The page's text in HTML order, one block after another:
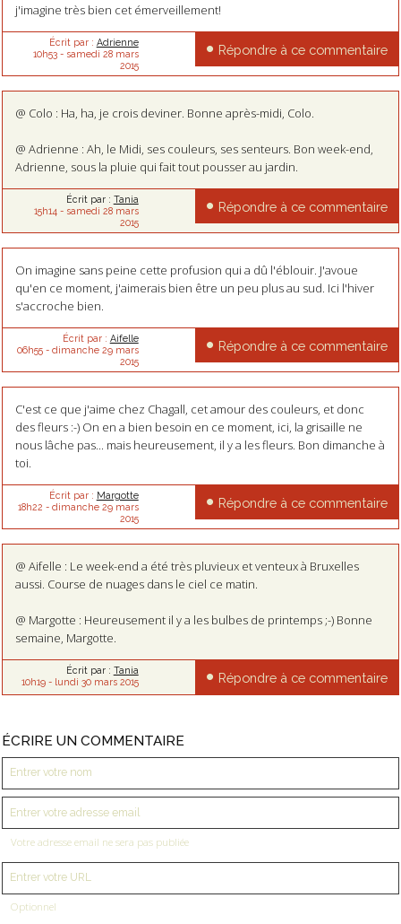
j'imagine très bien cet émerveillement!
Écrit par : Adrienne
10h53- samedi 28 mars
2015
Répondre à ce commentaire
@ Colo : Ha, ha, je crois deviner. Bonne après-midi, Colo.
@ Adrienne : Ah, le Midi, ses couleurs, ses senteurs. Bon week-end,
Adrienne, sous la pluie qui fait tout pousser au jardin.
Écrit par : Tania
15h14 - samedi 28 mars
2015
Répondre à ce commentaire
On imagine sans peine cette profusion qui a dû l'éblouir. J'avoue
qu'en ce moment, j'aimerais bien être un peu plus au sud. Ici l'hiver
s'accroche bien.
Écrit par : Aifelle
06h55- dimanche 29 mars
2015
Répondre à ce commentaire
C'est ce que j'aime chez Chagall, cet amour des couleurs, et donc
des fleurs :-) On en a bien besoin en ce moment, ici, la grisaille ne
nous lâche pas... mais heureusement, il y a les fleurs. Bon dimanche à
toi.
Écrit par : Margotte
18h22 - dimanche 29 mars
2015
Répondre à ce commentaire
@ Aifelle : Le week-end a été très pluvieux et venteux à Bruxelles
aussi. Course de nuages dans le ciel ce matin.
@ Margotte : Heureusement il y a les bulbes de printemps ;-) Bonne
semaine, Margotte.
Écrit par : Tania
10h19- lundi 30 mars 2015 Répondre à ce commentaire
ÉCRIRE UN COMMENTAIRE
Votre adresse email ne sera pas publiée
Optionnel